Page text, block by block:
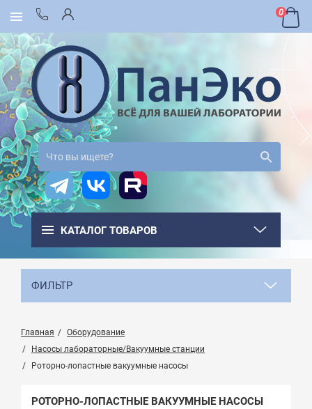
0
КАТАЛОГ ТОВАРОВ
ФИЛЬТР
Главная
Оборудование
Насосы лабораторные/Вакуумные станции
Роторно-лопастные вакуумные насосы
РОТОРНО-ЛОПАСТНЫЕ ВАКУУМНЫЕ НАСОСЫ